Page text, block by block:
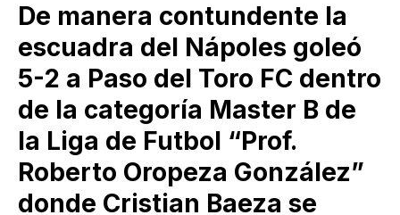
De manera contundente la
escuadra del Nápoles goleó
5-2 a Paso del Toro FC dentro
de la categoría Master B de
la Liga de Futbol “Prof.
Roberto Oropeza González”
donde Cristian Baeza se